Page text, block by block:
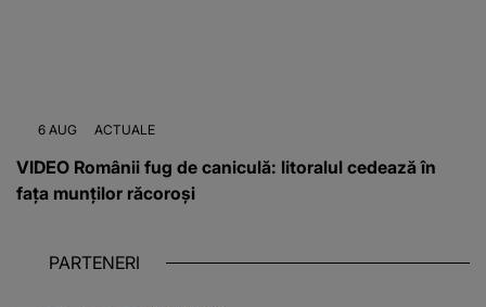
6 AUG ACTUALE
VIDEO Românii fug de caniculă: litoralul cedează în
fața munților răcoroși
PARTENERI